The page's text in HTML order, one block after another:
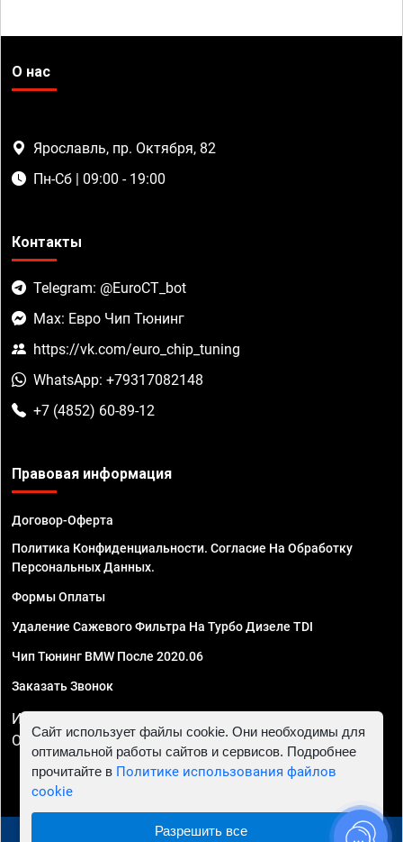
О нас
Ярославль, пр. Октября, 82
Пн-Сб | 09:00 - 19:00
Контакты
Telegram: @EuroCT_bot
Max: Евро Чип Тюнинг
https://vk.com/euro_chip_tuning
WhatsApp: +79317082148
+7 (4852) 60-89-12
Правовая информация
Договор-Оферта
Политика Конфиденциальности. Согласие На Обработку
Персональных Данных.
Формы Оплаты
Удаление Сажевого Фильтра На Турбо Дизеле TDI
Чип Тюнинг BMW После 2020.06
Заказать Звонок
ИП Смирнов Георгий Павлович. ИНН 781302555843,
ОГРНИП 324470400032610
© 2010 - 2026 Чип тюнинг в Ярославле - Автосервис
Сайт использует файлы cookie. Они необходимы для
оптимальной работы сайтов и сервисов. Подробнее
прочитайте в Политике использования файлов
cookie
Разрешить все